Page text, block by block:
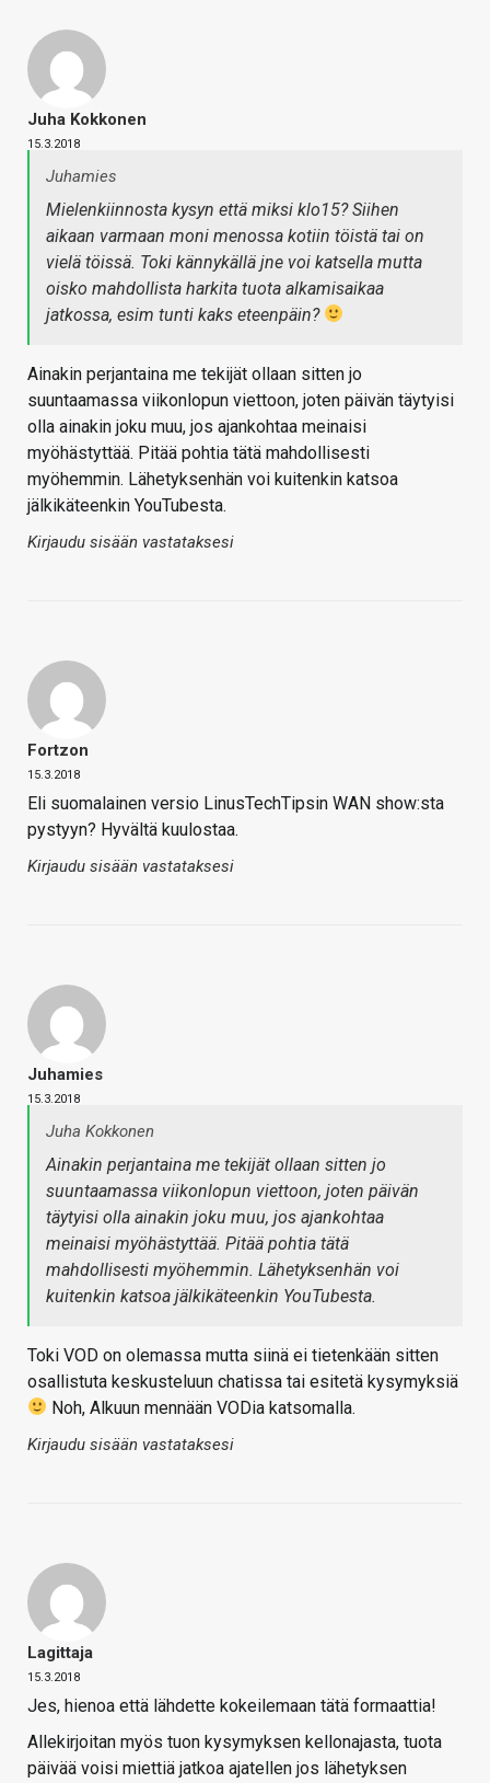
Juha Kokkonen
15.3.2018
Juhamies
Mielenkiinnosta kysyn että miksi klo15? Siihen
aikaan varmaan moni menossa kotiin töistä tai on
vielä töissä. Toki kännykällä jne voi katsella mutta
oisko mahdollista harkita tuota alkamisaikaa
jatkossa, esim tunti kaks eteenpäin?
Ainakin perjantaina me tekijät ollaan sitten jo
suuntaamassa viikonlopun viettoon, joten päivän täytyisi
olla ainakin joku muu, jos ajankohtaa meinaisi
myöhästyttää. Pitää pohtia tätä mahdollisesti
myöhemmin. Lähetyksenhän voi kuitenkin katsoa
jälkikäteenkin YouTubesta.
Kirjaudu sisään vastataksesi
Fortzon
15.3.2018
Eli suomalainen versio LinusTechTipsin WAN show:sta
pystyyn? Hyvältä kuulostaa.
Kirjaudu sisään vastataksesi
Juhamies
15.3.2018
Juha Kokkonen
Ainakin perjantaina me tekijät ollaan sitten jo
suuntaamassa viikonlopun viettoon, joten päivän
täytyisi olla ainakin joku muu, jos ajankohtaa
meinaisi myöhästyttää. Pitää pohtia tätä
mahdollisesti myöhemmin. Lähetyksenhän voi
kuitenkin katsoa jälkikäteenkin YouTubesta.
Toki VOD on olemassa mutta siinä ei tietenkään sitten
osallistuta keskusteluun chatissa tai esitetä kysymyksiä
Noh, Alkuun mennään VODia katsomalla.
Kirjaudu sisään vastataksesi
Lagittaja
15.3.2018
Jes, hienoa että lähdette kokeilemaan tätä formaattia!
Allekirjoitan myös tuon kysymyksen kellonajasta, tuota
päivää voisi miettiä jatkoa ajatellen jos lähetyksen